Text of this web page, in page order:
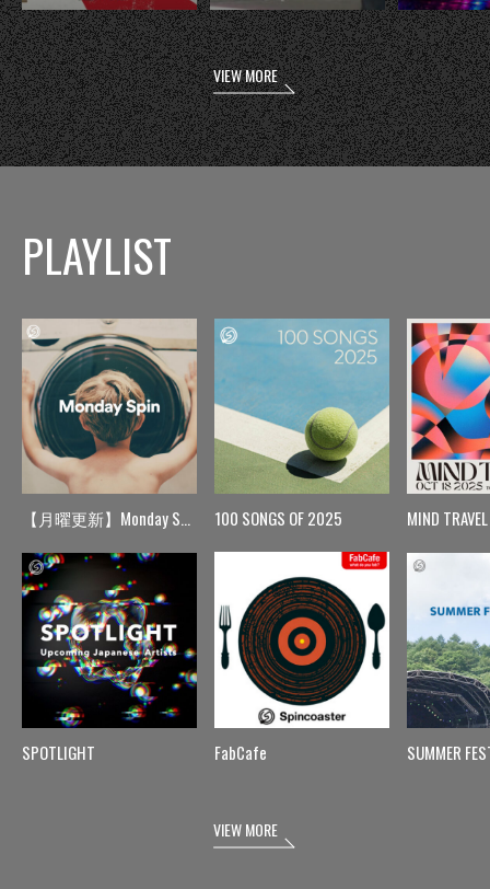
VIEW MORE
PLAYLIST
【月曜更新】Monday Spin
SPOTLIGHT
100 SONGS OF 2025
FabCafe
MIND TRAVEL
SUMMER
VIEW MORE